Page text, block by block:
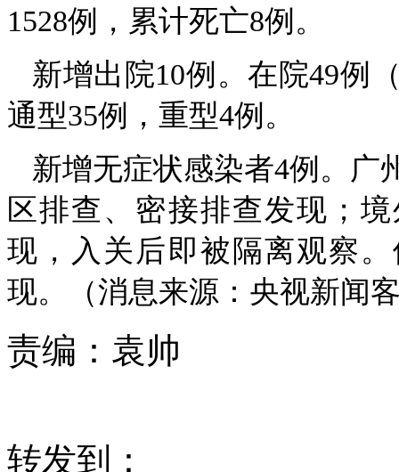
1528例，累计死亡8例。
新增出院10例。在院49例
通型35例，重型4例。
新增无症状感染者4例。广
区排查、密接排查发现；
现，入关后即被隔离观察
现。（消息来源：央视新闻
责编： 袁帅
转发到：